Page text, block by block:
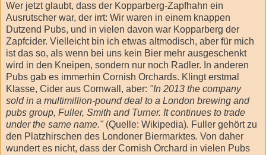
Wer jetzt glaubt, dass der Kopparberg-Zapfhahn ein
Ausrutscher war, der irrt: Wir waren in einem knappen
Dutzend Pubs, und in vielen davon war Kopparberg der
Zapfcider. Vielleicht bin ich etwas altmodisch, aber für mich
ist das so, als wenn bei uns kein Bier mehr ausgeschenkt
wird in den Kneipen, sondern nur noch Radler. In anderen
Pubs gab es immerhin Cornish Orchards. Klingt erstmal
Klasse, Cider aus Cornwall, aber: "In 2013 the company
sold in a multimillion-pound deal to a London brewing and
pubs group, Fuller, Smith and Turner. It continues to trade
under the same name." (Quelle: Wikipedia). Fuller gehört zu
den Platzhirschen des Londoner Biermarktes. Von daher
wundert es nicht, dass der Cornish Orchard in vielen Pubs